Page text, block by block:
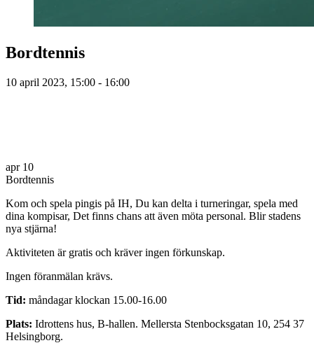
Bordtennis
10 april 2023, 15:00 - 16:00
apr 10
Bordtennis
Kom och spela pingis på IH, Du kan delta i turneringar, spela med
dina kompisar, Det finns chans att även möta personal. Blir stadens
nya stjärna!
Aktiviteten är gratis och kräver ingen förkunskap.
Ingen föranmälan krävs.
Tid: måndagar klockan 15.00-16.00
Plats: Idrottens hus, B-hallen. Mellersta Stenbocksgatan 10, 254 37
Helsingborg.